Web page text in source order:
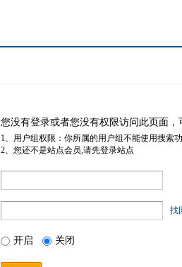
您没有登录或者您没有权限访问此页面
1、用户组权限：你所属的用户组不能使用搜索
2、您还不是站点会员,请先登录站点
找
开启 关闭